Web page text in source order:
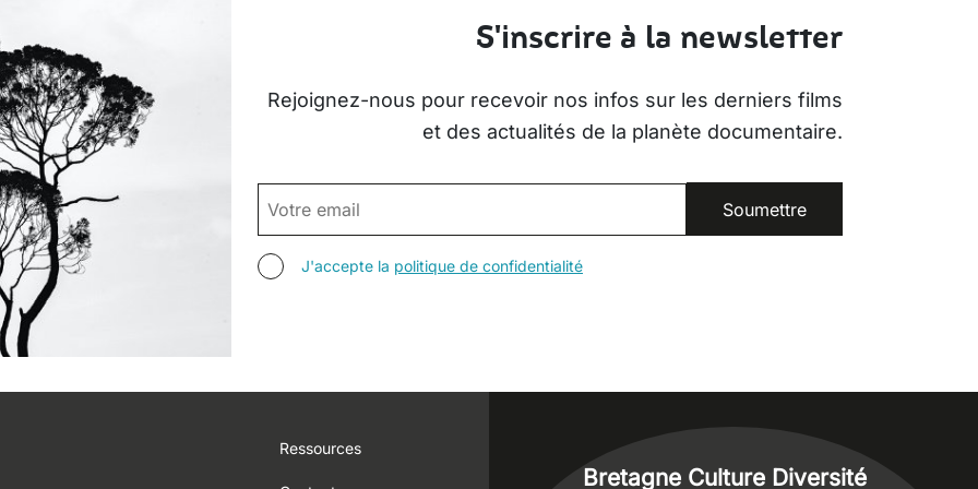
S'inscrire à la newsletter
Rejoignez-nous pour recevoir nos infos sur les derniers films
et des actualités de la planète documentaire.
EMAIL
AGREE TERMS
J'accepte la politique de confidentialité
Footer
Ressources
Bretagne Culture Diversité